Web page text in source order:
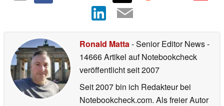
Ronald Matta- Senior Editor News-
14666 Artikel auf Notebookcheck
veröffentlichtseit 2007
Seit 2007 bin ich Redakteur bei
Notebookcheck.com. Als freier Autor